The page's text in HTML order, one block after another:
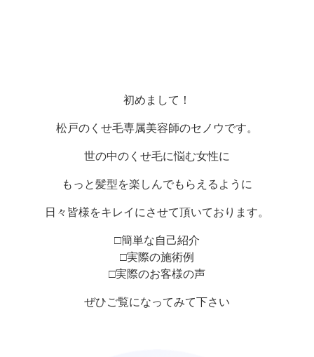
初めまして！
松戸のくせ毛専属美容師のセノウです。
世の中のくせ毛に悩む女性に
もっと髪型を楽しんでもらえるように
日々皆様をキレイにさせて頂いております。
□簡単な自己紹介
□実際の施術例
□実際のお客様の声
ぜひご覧になってみて下さい